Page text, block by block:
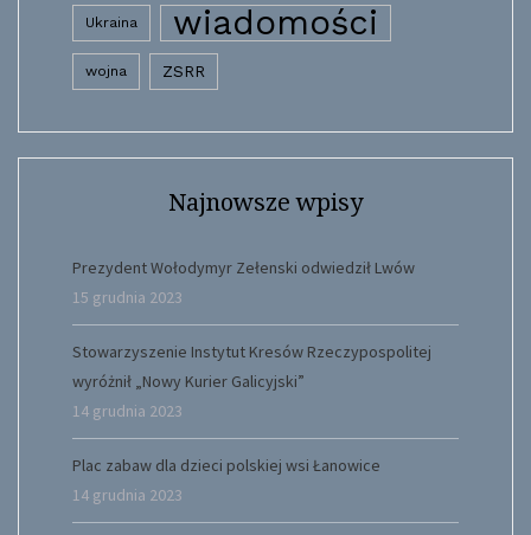
Ukraina wiadomości
wojna ZSRR
Najnowsze wpisy
Prezydent Wołodymyr Zełenski odwiedził Lwów
15 grudnia 2023
Stowarzyszenie Instytut Kresów Rzeczypospolitej
wyróżnił „Nowy Kurier Galicyjski”
14 grudnia 2023
Plac zabaw dla dzieci polskiej wsi Łanowice
14 grudnia 2023